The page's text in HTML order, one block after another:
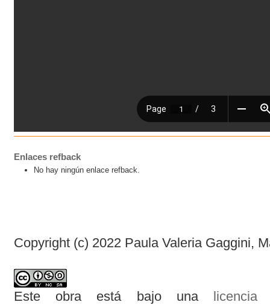
Enlaces refback
No hay ningún enlace refback.
Copyright (c) 2022 Paula Valeria Gaggini,
Este obra está bajo una licencia